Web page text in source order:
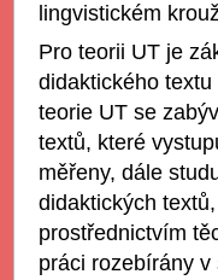
lingvistickém
Pro teorii UT je
didaktického
teorie UT se
textů, které
měřeny, dále
didaktických
prostřednictvím
práci rozebírány